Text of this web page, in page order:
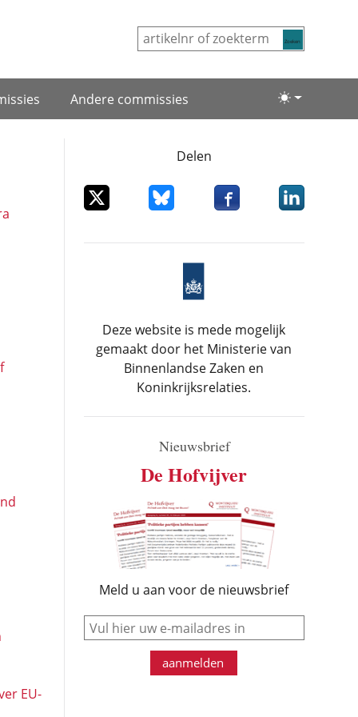
Lichte/
Andere commissies
EU-
Delen
Deel dit item op XDeel dit item op Bluesky
Deel dit item op
Deel dit
Deze website is mede mogelijk
gemaakt door het Ministerie van
Binnenlandse Zaken en
Koninkrijksrelaties.
Nieuwsbrief
De Hofvijver
Meld u aan voor de nieuwsbrief
e-mail
aanmelden